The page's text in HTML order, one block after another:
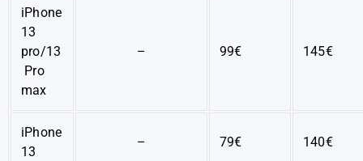
iPhone
13
pro/13
Pro
max
– 99€ 145€
iPhone
13
– 79€ 140€